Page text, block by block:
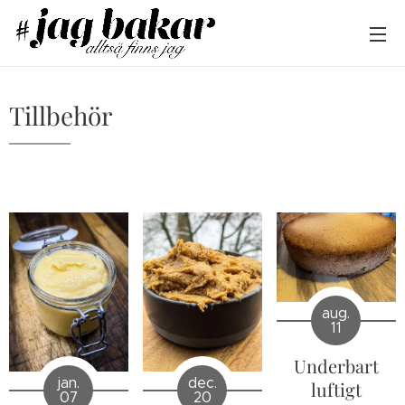
Tillbehör
jan.
07
dec.
20
aug.
11
Underbart
luftigt